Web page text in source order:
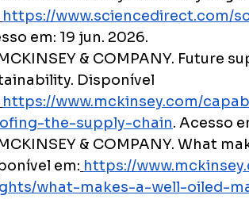
https://www.sciencedirect.com/
em: 19 jun. 2026.
& COMPANY. Future
Disponível
https://www.mckinsey.com/
the-supply-chain. Acesso
& COMPANY. What
em: https://
what-makes-a-well-oiled-